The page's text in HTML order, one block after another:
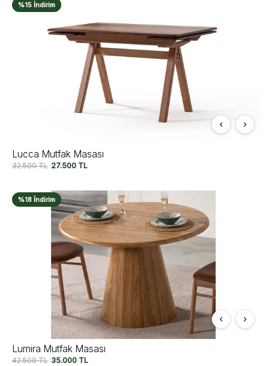
%15 İndirim
Lucca Mutfak Masası
32.500TL 27.500 TL
%18 İndirim
Lumira Mutfak Masası
42.500TL 35.000 TL